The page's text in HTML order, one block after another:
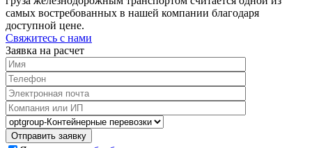
самых востребованных в нашей компании благодаря
доступной цене.
Свяжитесь с нами
Заявка на расчет